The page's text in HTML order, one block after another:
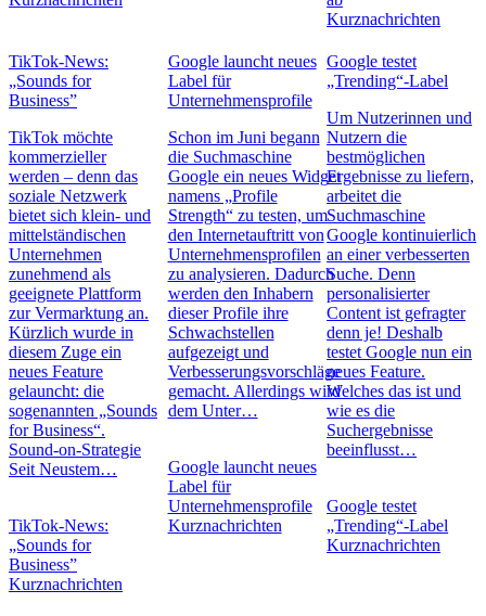
Kurznachrichten
TikTok-News:
„Sounds for
Business”
TikTok möchte
kommerzieller
werden – denn das
soziale Netzwerk
bietet sich klein- und
mittelständischen
Unternehmen
zunehmend als
geeignete Plattform
zur Vermarktung an.
Kürzlich wurde in
diesem Zuge ein
neues Feature
gelauncht: die
sogenannten „Sounds
for Business“.
Sound-on-Strategie
Seit Neustem…
TikTok-News:
„Sounds for
Business”
Kurznachrichten
Google launcht neues
Label für
Unternehmensprofile
Schon im Juni begann
die Suchmaschine
Google ein neues Widget
namens „Profile
Strength“ zu testen, um
den Internetauftritt von
Unternehmensprofilen
zu analysieren. Dadurch
werden den Inhabern
dieser Profile ihre
Schwachstellen
aufgezeigt und
Verbesserungsvorschläge
gemacht. Allerdings wird
dem Unter…
Google launcht neues
Label für
Unternehmensprofile
Kurznachrichten
Google testet
„Trending“-Label
Um Nutzerinnen und
Nutzern die
bestmöglichen
Ergebnisse zu liefern,
arbeitet die
Suchmaschine
Google kontinuierlich
an einer verbesserten
Suche. Denn
personalisierter
Content ist gefragter
denn je! Deshalb
testet Google nun ein
neues Feature.
Welches das ist und
wie es die
Suchergebnisse
beeinflusst…
Google testet
„Trending“-Label
Kurznachrichten